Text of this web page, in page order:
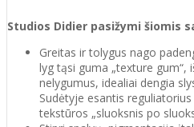
Studios Didier pasižymi šiomis
Greitas ir tolygus nago
lyg tąsi guma „texture
nelygumus, idealiai dengia
Sudėtyje esantis
tekstūros „sluoksnis po